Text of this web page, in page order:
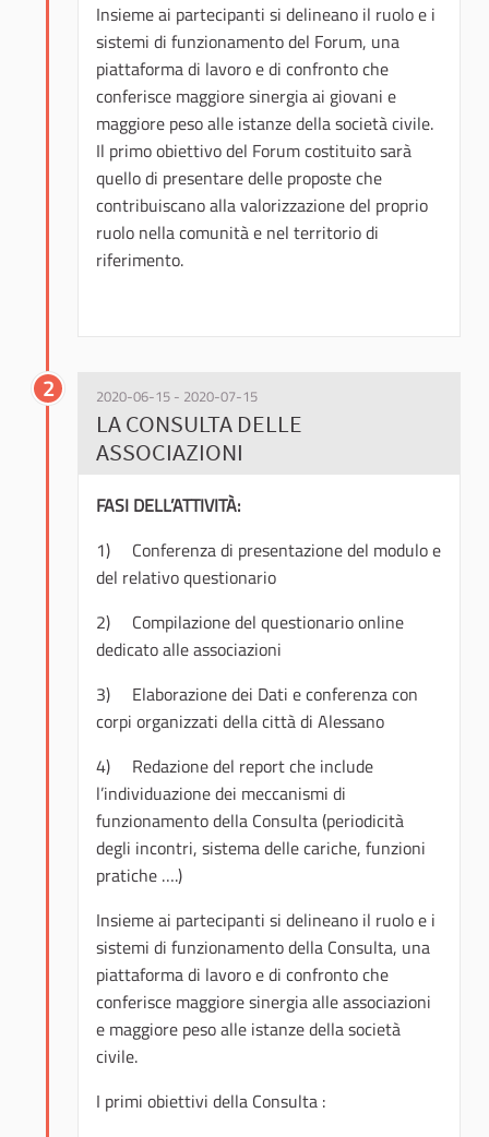
Insieme ai partecipanti si delineano il ruolo e i
sistemi di funzionamento del Forum, una
piattaforma di lavoro e di confronto che
conferisce maggiore sinergia ai giovani e
maggiore peso alle istanze della società civile.
Il primo obiettivo del Forum costituito sarà
quello di presentare delle proposte che
contribuiscano alla valorizzazione del proprio
ruolo nella comunità e nel territorio di
riferimento.
2 2020-06-15 - 2020-07-15
LA CONSULTA DELLE
ASSOCIAZIONI
FASI DELL’ATTIVITÀ:
1) Conferenza di presentazione del modulo e
del relativo questionario
2) Compilazione del questionario online
dedicato alle associazioni
3) Elaborazione dei Dati e conferenza con
corpi organizzati della città di Alessano
4) Redazione del report che include
l’individuazione dei meccanismi di
funzionamento della Consulta (periodicità
degli incontri, sistema delle cariche, funzioni
pratiche ….)
Insieme ai partecipanti si delineano il ruolo e i
sistemi di funzionamento della Consulta, una
piattaforma di lavoro e di confronto che
conferisce maggiore sinergia alle associazioni
e maggiore peso alle istanze della società
civile.
I primi obiettivi della Consulta :